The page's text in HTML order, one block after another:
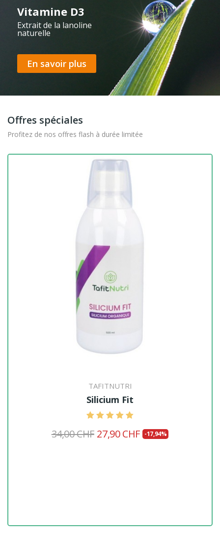
Vitamine D3
Extrait de la lanoline
naturelle
En savoir plus
Offres spéciales
Profitez de nos offres flash à durée limitée
TAFITNUTRI
Silicium Fit
34,00 CHF 27,90 CHF -17,94%